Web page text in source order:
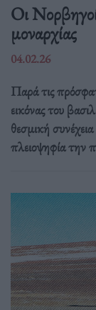
Οι
μοναρχίας
04.02.26
Παρά τις
εικόνας του
θεσμική
πλειοψηφία την